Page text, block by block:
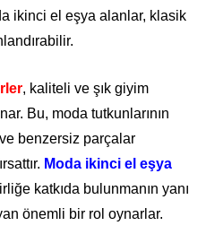
ikinci el eşya alanlar, klasik
, kaliteli ve şık giyim
Bu, moda tutkunlarının
benzersiz parçalar
Moda ikinci el eşya
katkıda bulunmanın yanı
önemli bir rol oynarlar.